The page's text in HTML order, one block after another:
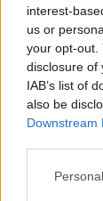
interest-
us or
your opt-out.
disclosure of
IAB’s list of
also be
Downstream
Please note
Γιώργος